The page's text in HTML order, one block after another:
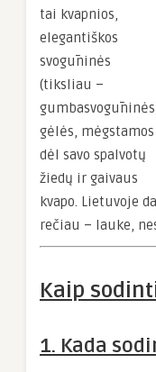
tai kvapnios,
elegantiškos
svogūninės
(tiksliau –
gėlės, mėgstamos
dėl savo spalvotų
žiedų ir gaivaus
kvapo. Lietuvoje
rečiau – lauke,
Kaip
1. Kada